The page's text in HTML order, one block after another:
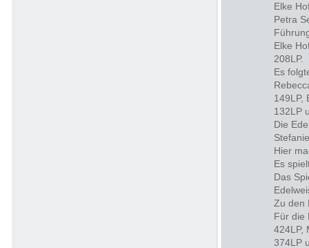
Elke
Petra
Elke
208LP.
Es
149LP,
132LP
Die
Hier
Es
Das
Zu den
Für die
424LP,
374LP